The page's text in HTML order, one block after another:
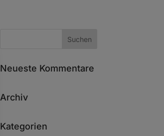
Neueste Kommentare
Archiv
Kategorien